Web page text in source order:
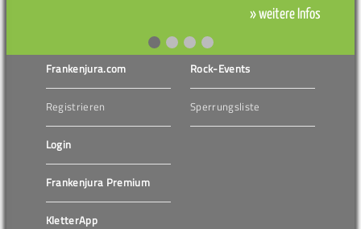
» weitere Infos
Frankenjura.com
Registrieren
Login
Frankenjura Premium
KletterApp
Rock-Events
Sperrungsliste